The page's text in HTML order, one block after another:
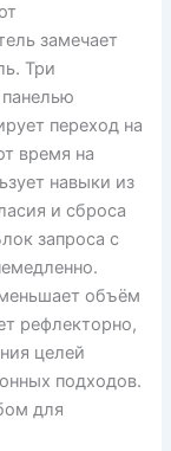
замечает
Три
переход на
время на
навыки из
и сброса
запроса с
объём
рефлекторно,
целей
подходов.
для